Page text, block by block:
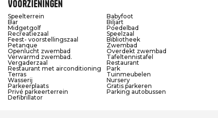
Voorzieningen
Speelterrein
Babyfoot
Bar
Biljart
Midgetgolf
Poedelbad
Recreatiezaal
Speelzaal
Feest- voorstellingszaal
Bibliotheek
Petanque
Zwembad
Openlucht zwembad
Overdekt zwembad
Verwarmd zwembad.
Tafeltennistafel
Vergaderzaal
Restaurant
Restaurant met airconditioning
Park
Terras
Tuinmeubelen
Wasserij
Nursery
Parkeerplaats
Gratis parkeren
Privé parkeerterrein
Parking autobussen
Defibrillator